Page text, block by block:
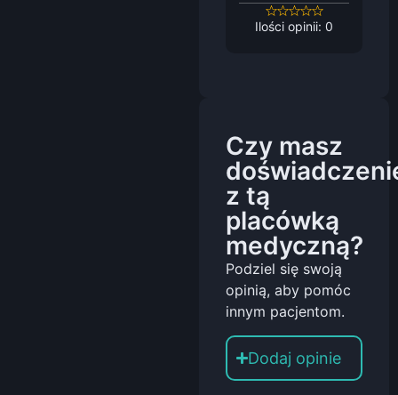
Ilości opinii: 0
Czy masz
z tą
placówką
medyczną?
Podziel się swoją
opinią, aby pomóc
innym pacjentom.
Dodaj opinie